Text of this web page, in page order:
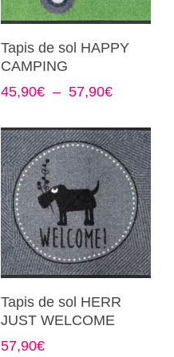
page
produit
Choix Des Options
produit
a
plusieurs
Les
options
peuvent
être
choisies
sur
la
page
du
produit
Tapis de sol HAPPY
CAMPING
45,90€ – 57,90€Plage
prix :
45,90€
à
57,90€
Choix Des Options
produit
a
plusieurs
Tapis de sol HERR
JUST WELCOME
57,90€